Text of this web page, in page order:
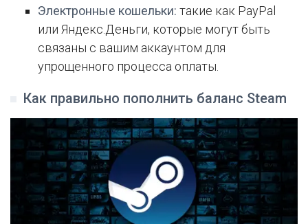
Электронные кошельки: такие как PayPal
или Яндекс.Деньги, которые могут быть
связаны с вашим аккаунтом для
упрощенного процесса оплаты.
Как правильно пополнить баланс Steam